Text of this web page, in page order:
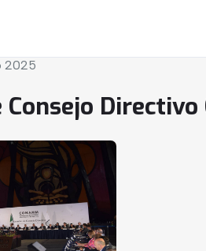
Consejo Directivo
2025